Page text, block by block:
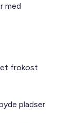
med
frokost
pladser